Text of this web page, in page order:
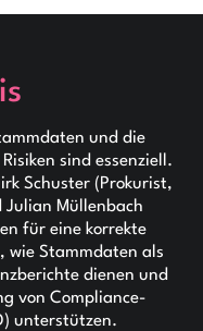
und die
sind essenziell.
Schuster (Prokurist,
Julian Müllenbach
für eine korrekte
wie Stammdaten als
dienen und
von Compliance-
unterstützen.